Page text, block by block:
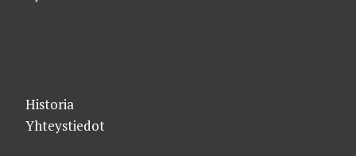
Historia
Yhteystiedot